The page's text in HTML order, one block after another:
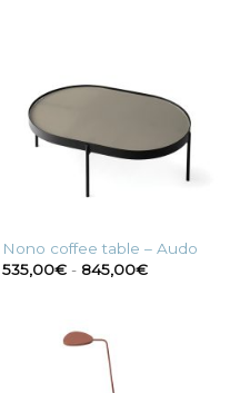
Nono coffee table – Audo
535,00€ - 845,00€Fascia